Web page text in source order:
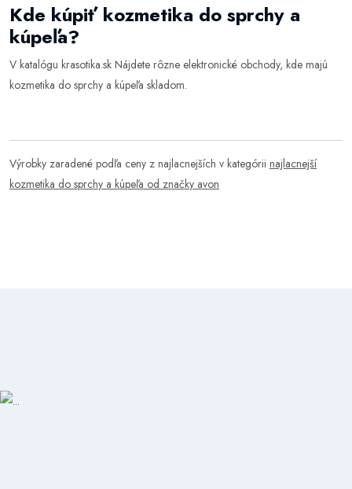
Kde kúpiť kozmetika do sprchy a
kúpeľa?
V katalógu krasotika.sk Nájdete rôzne elektronické obchody, kde majú
kozmetika do sprchy a kúpeľa skladom.
Výrobky zaradené podľa ceny z najlacnejších v kategórii najlacnejší
kozmetika do sprchy a kúpeľa od značky avon